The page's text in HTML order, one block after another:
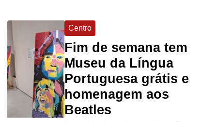
Centro
Fim de semana tem
Museu da Língua
Portuguesa grátis e
homenagem aos
Beatles